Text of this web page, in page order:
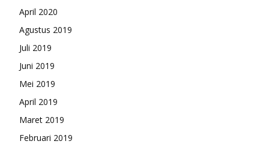
April 2020
Agustus 2019
Juli 2019
Juni 2019
Mei 2019
April 2019
Maret 2019
Februari 2019